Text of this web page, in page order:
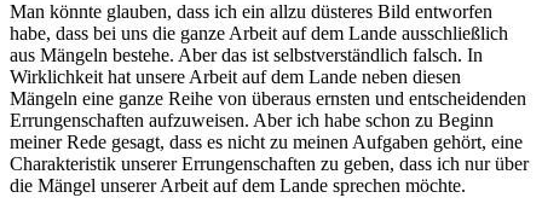
Man könnte glauben, dass ich ein allzu düsteres Bild entworfen
habe, dass bei uns die ganze Arbeit auf dem Lande ausschließlich
aus Mängeln bestehe. Aber das ist selbstverständlich falsch. In
Wirklichkeit hat unsere Arbeit auf dem Lande neben diesen
Mängeln eine ganze Reihe von überaus ernsten und entscheidenden
Errungenschaften aufzuweisen. Aber ich habe schon zu Beginn
meiner Rede gesagt, dass es nicht zu meinen Aufgaben gehört, eine
Charakteristik unserer Errungenschaften zu geben, dass ich nur über
die Mängel unserer Arbeit auf dem Lande sprechen möchte.